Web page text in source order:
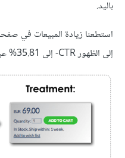
باليد.
استطعنا زيادة المبيعات في
إلى الظهور CTR- إلى 35.81% عبر تغيير لون وشكل زر CTA.